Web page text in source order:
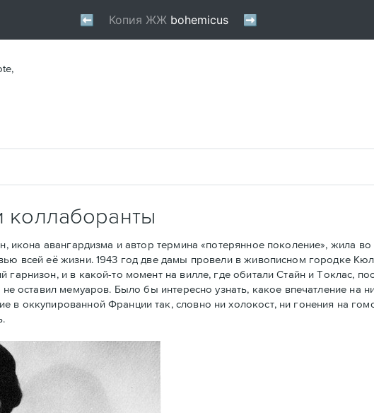
коллаборанты
икона авангардизма и автор термина «потерянное поколение», жила
всей её жизни. 1943 год две дамы провели в живописном городке
и в какой-то момент на вилле, где обитали Стайн и Токлас,
оставил мемуаров. Было бы интересно узнать, какое впечатление на
в оккупированной Франции так, словно ни холокост, ни гонения на